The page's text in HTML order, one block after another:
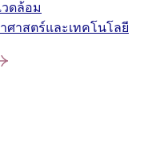
ดล้อม
ศาสตร์และเทคโนโลยี